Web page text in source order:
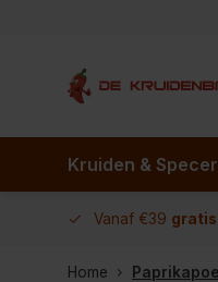
Kruiden &
Vanaf €39
Home